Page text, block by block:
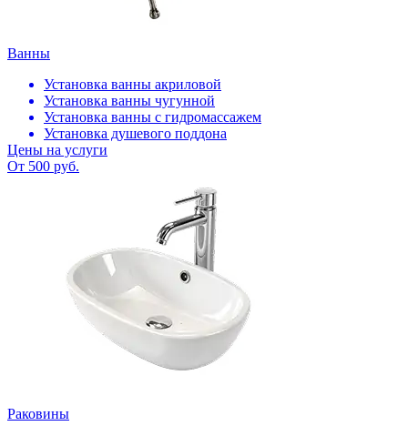
Ванны
Установка ванны акриловой
Установка ванны чугунной
Установка ванны с гидромассажем
Установка душевого поддона
Цены на услуги
От 500 руб.
Раковины